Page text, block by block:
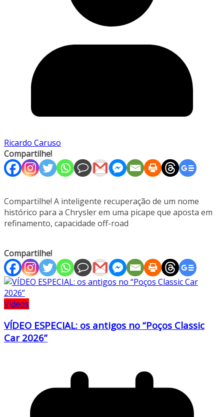
Ricardo Caruso
Compartilhe!
Compartilhe! A inteligente recuperação de um nome
histórico para a Chrysler em uma picape que aposta em
refinamento, capacidade off-road
Compartilhe!
Vídeos
VÍDEO ESPECIAL: os antigos no “Poços Classic
Car 2026”